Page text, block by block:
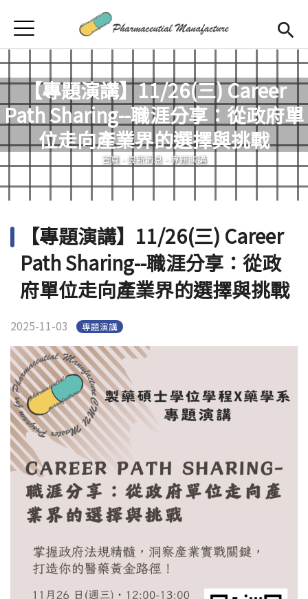
首頁
首頁
最新消息
學程簡介
Open
師資陣容
課程規劃
檔案下載
合作企業
Jump to Navigation
Jump to Main content
【專題演講】11/26(三) Career
Path Sharing--職涯分享：從政府單
位走向產業界的選擇與挑戰
您在這裡
首頁 - 最新消息 - 專題演講
【專題演講】11/26(三) Career
Path Sharing--職涯分享：從政
府單位走向產業界的選擇與挑戰
2025-11-03 專題演講